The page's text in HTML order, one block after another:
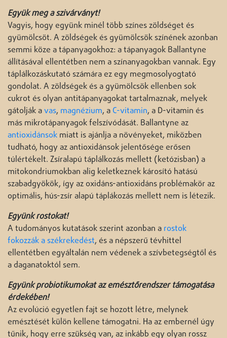
Együk meg a szivárványt!
Vagyis, hogy együnk minél több színes zöldséget és
gyümölcsöt. A zöldségek és gyümölcsök színének azonban
semmi köze a tápanyagokhoz: a tápanyagok Ballantyne
állításával ellentétben nem a színanyagokban vannak. Egy
táplálkozáskutató számára ez egy megmosolyogtató
gondolat. A zöldségek és a gyümölcsök ellenben sok
cukrot és olyan antitápanyagokat tartalmaznak, melyek
gátolják avas, magnézium, a C-vitamin, a D-vitamin és
más mikrotápanyagok felszívódását. Ballantyne az
antioxidánsok miatt is ajánlja a növényeket, miközben
tudható, hogy az antioxidánsok jelentősége erősen
túlértékelt. Zsíralapú táplálkozás mellett (ketózisban) a
mitokondriumokban alig keletkeznek károsító hatású
szabadgyökök, így az oxidáns-antioxidáns problémakör az
optimális, hús-zsír alapú táplákozás mellett nem is létezik.
Együnk rostokat!
A tudományos kutatások szerint azonban a rostok
fokozzák a székrekedést, és a népszerű tévhittel
ellentétben egyáltalán nem védenek a szívbetegségtől és
a daganatoktól sem.
Együnk probiotikumokat az emésztőrendszer támogatása
érdekében!
Az evolúció egyetlen fajt se hozott létre, melynek
emésztését külön kellene támogatni. Ha az embernél úgy
tűnik, hogy erre szükség van, az inkább egy olyan rossz